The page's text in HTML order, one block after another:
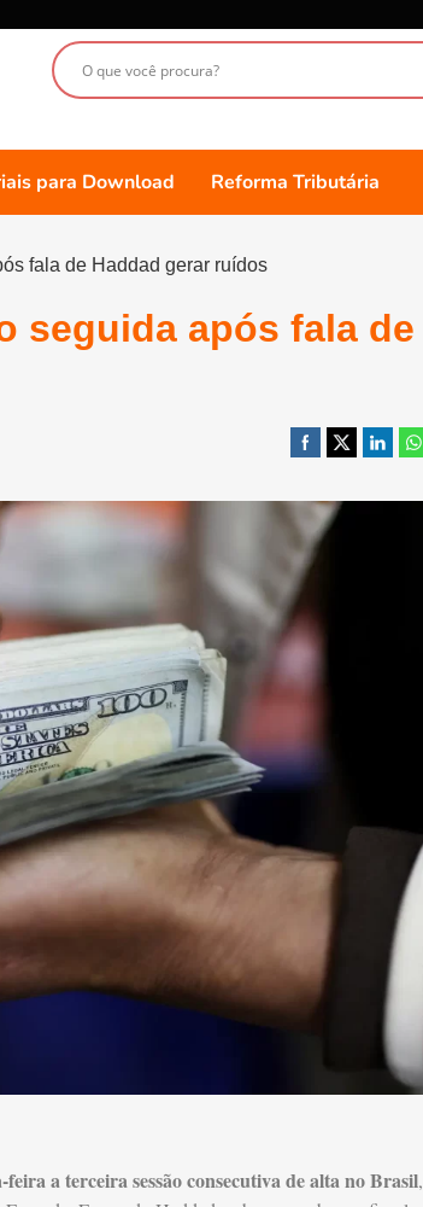
para Download Reforma Tributária
fala de Haddad gerar ruídos
seguida após fala de
a terceira sessão consecutiva de alta no Brasil,